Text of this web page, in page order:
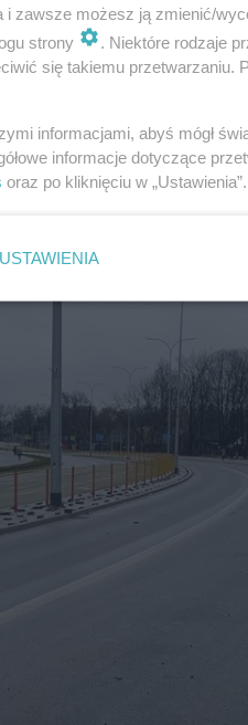
i zawsze możesz ją zmienić/
strony
. Niektóre rodzaje
się takiemu przetwarzaniu.
informacjami, abyś mógł
informacje dotyczące
oraz po kliknięciu w „Ustawienia”.
USTAWIENIA